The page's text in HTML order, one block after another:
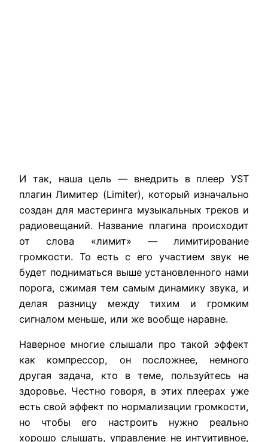
И так, наша цель — внедрить в плеер УSТ
плагин Лимитер (Limiter), который изначально
создан для мастеринга музыкальных треков и
радиовещаний. Название плагина происходит
от
слова «лимит» — лимитирование
громкости. То есть с его участием звук не
будет подниматься выше установленного нами
порога, сжимая тем самым динамику звука, и
делая
разницу между тихим и
громким
сигналом меньше, или же вообще наравне.
Наверное многие слышали про такой эффект
как
компрессор, он посложнее, немного
другая
задача, кто в теме, пользуйтесь
на
здоровье. Честно говоря, в этих плеерах уже
есть свой эффект по нормализации громкости,
но
чтобы его настроить нужно
реально
хорошо слышать, управление не интуитивное,